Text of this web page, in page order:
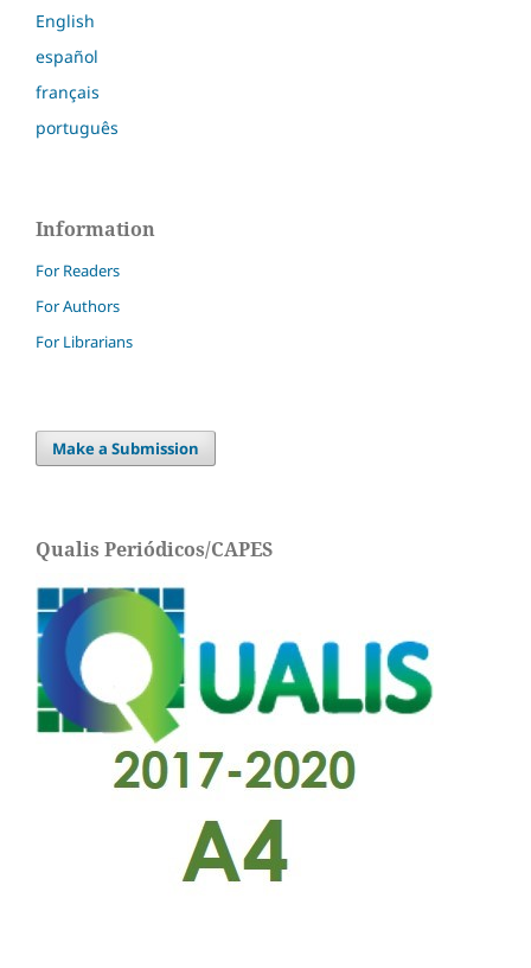
English
español
français
português
Information
For Readers
For Authors
For Librarians
Make a Submission
Qualis Periódicos/CAPES